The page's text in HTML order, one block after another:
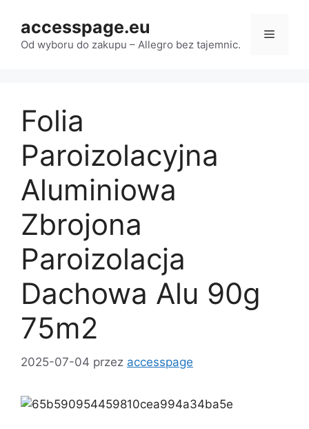
treści
accesspage.eu
Od wyboru do zakupu – Allegro bez tajemnic.
Menu
Folia
Paroizolacyjna
Aluminiowa
Zbrojona
Paroizolacja
Dachowa Alu 90g
75m2
2025-07-04 przez accesspage